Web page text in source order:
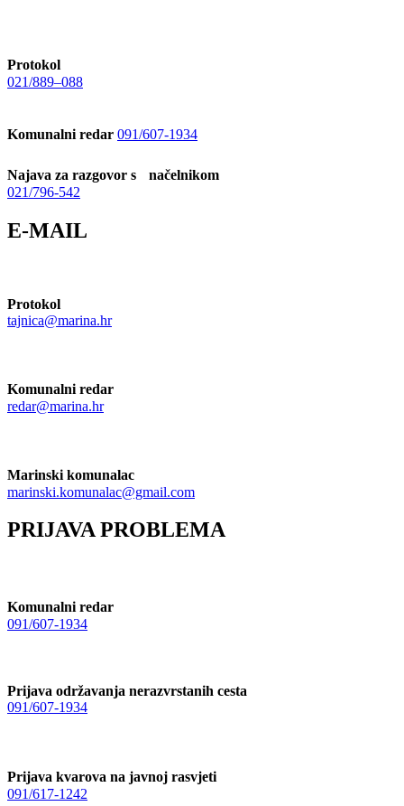
Protokol
021/889–088
Komunalni redar 091/607-1934
Najava za razgovor s načelnikom
021/796-542
E-MAIL
Protokol
tajnica@marina.hr
Komunalni redar
redar@marina.hr
Marinski komunalac
marinski.komunalac@gmail.com
PRIJAVA PROBLEMA
Komunalni redar
091/607-1934
Prijava održavanja nerazvrstanih cesta
091/607-1934
Prijava kvarova na javnoj rasvjeti
091/617-1242